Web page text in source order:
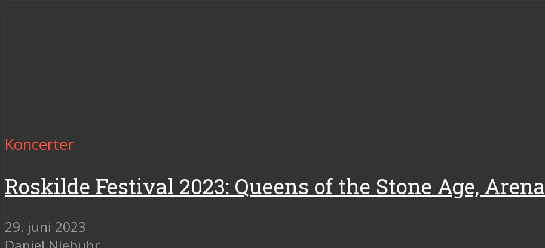
Koncerter
Roskilde Festival 2023: Queens of the Stone Age, Arena
29. juni 2023